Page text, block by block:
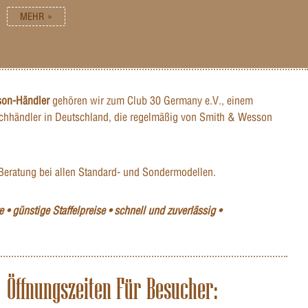
sorgt.
.30-
Cerakote-
verfügt
Tactical
Stabilität
Die
ist
und
MEHR »
Händlergehören wir zum Club 30 Germany e.V., einem
in Deutschland, die regelmäßig von Smith & Wesson
bei allen Standard- und Sondermodellen.
günstige Staffelpreise • schnell und zuverlässig •
Öffnungszeiten Für Besucher: